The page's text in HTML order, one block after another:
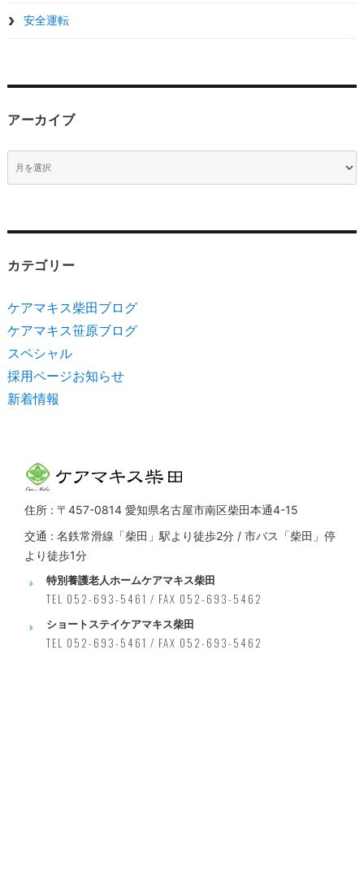
安全運転
アーカイブ
ア
ー
イ
カテゴリー
ケアマキス柴田ブログ
ケアマキス笹原ブログ
スペシャル
採用ページお知らせ
新着情報
住所 : 〒457-0814 愛知県名古屋市南区柴田本通4-15
交通 : 名鉄常滑線「柴田」駅より徒歩2分 / 市バス「柴田」停
より徒歩1分
特別養護老人ホームケアマキス柴田
TEL 052-693-5461 / FAX 052-693-5462
ショートステイケアマキス柴田
TEL 052-693-5461 / FAX 052-693-5462